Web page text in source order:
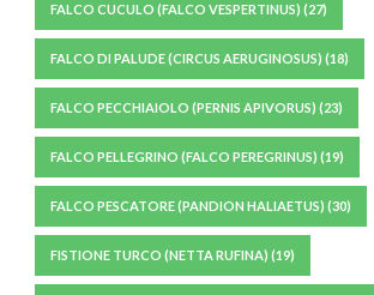
FALCO CUCULO (FALCO VESPERTINUS) (27)
FALCO DI PALUDE (CIRCUS AERUGINOSUS) (18)
FALCO PECCHIAIOLO (PERNIS APIVORUS) (23)
FALCO PELLEGRINO (FALCO PEREGRINUS) (19)
FALCO PESCATORE (PANDION HALIAETUS) (30)
FISTIONE TURCO (NETTA RUFINA) (19)